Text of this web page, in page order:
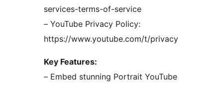
services-terms-of-service
– YouTube Privacy Policy:
https://www.youtube.com/t/privacy
Key Features:
– Embed stunning Portrait YouTube